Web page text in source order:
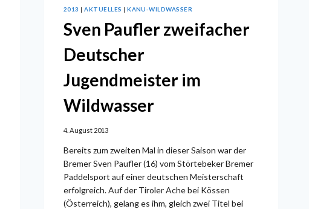
2013 |AKTUELLES |KANU-WILDWASSER
Sven Paufler zweifacher
Deutscher
Jugendmeister im
Wildwasser
4. August 2013
Bereits zum zweiten Mal in dieser Saison war der
Bremer Sven Paufler (16) vom Störtebeker Bremer
Paddelsport auf einer deutschen Meisterschaft
erfolgreich. Auf der Tiroler Ache bei Kössen
(Österreich), gelang es ihm, gleich zwei Titel bei